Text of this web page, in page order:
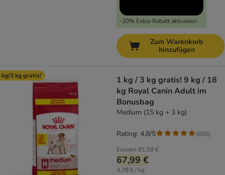
-20% Extra-Rabatt aktivieren
Zum Warenkorb
hinzufügen
kg/3 kg gratis!
1 kg / 3 kg gratis! 9 kg / 18
kg Royal Canin Adult im
Bonusbag
Medium (15 kg + 3 kg)
Einzeln 81,59 €
67,99 €
3,78 € / kg
Rating: 4.8/5 (655)